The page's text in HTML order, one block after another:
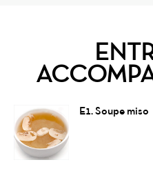
E1. Soupe miso